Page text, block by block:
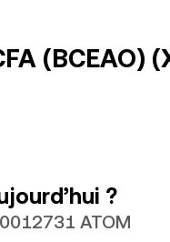
(BCEAO)
?
ATOM